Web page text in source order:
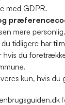
med GDPR.
mere personlig.
tidligere har
hvis du
kun, hvis du